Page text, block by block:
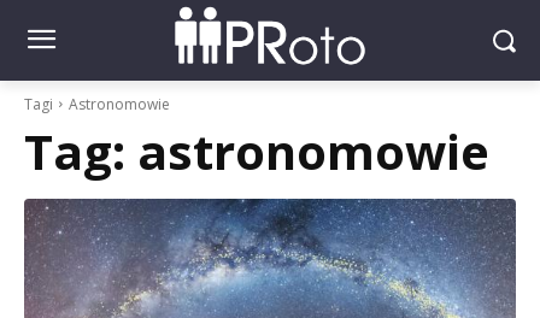
Tagi Astronomowie
Tag: astronomowie